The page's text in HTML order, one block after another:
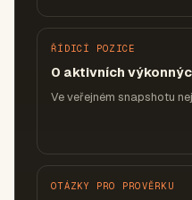
ŘÍDICÍ POZICE
0 aktivních
Ve veřejném snapshotu
OTÁZKY PRO PROVĚRKU